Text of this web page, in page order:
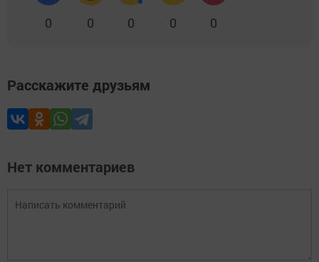
0 0 0 0 0
Расскажите друзьям
Нет комментариев